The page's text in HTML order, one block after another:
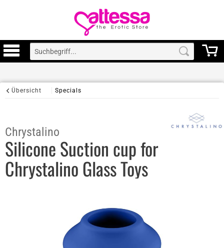
Übersicht Specials
Chrystalino
Silicone Suction cup for
Chrystalino Glass Toys